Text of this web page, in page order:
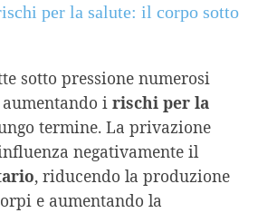
per la salute: il corpo sotto
sotto pressione numerosi
i rischi per la
termine. La privazione
negativamente il
, riducendo la produzione
e aumentando la